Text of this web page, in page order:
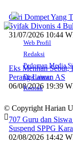
Curi Dompet Yang
Syifak Divonis 4
31/07/2026 10:44
Eks Menhan Sebut,
Perang Lawan AS
06/08/2026 19:39
707 Guru dan
Suspend SPPG
02/08/2026 14:42
Web Profil
Redaksi
Pedoman Media
Disclaimer
Kontak
© Copyright Harian